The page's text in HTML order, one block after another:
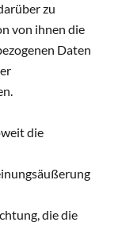
zu
von ihnen die
Daten
die
die die